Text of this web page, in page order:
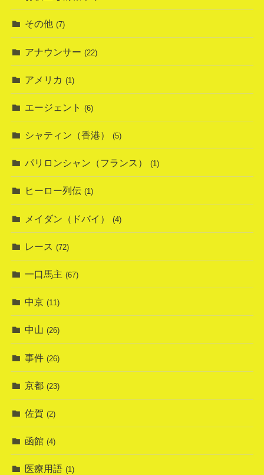
その他 (7)
アナウンサー (22)
アメリカ (1)
エージェント (6)
シャティン（香港） (5)
パリロンシャン（フランス） (1)
ヒーロー列伝 (1)
メイダン（ドバイ） (4)
レース (72)
一口馬主 (67)
中京 (11)
中山 (26)
事件 (26)
京都 (23)
佐賀 (2)
函館 (4)
医療用語 (1)